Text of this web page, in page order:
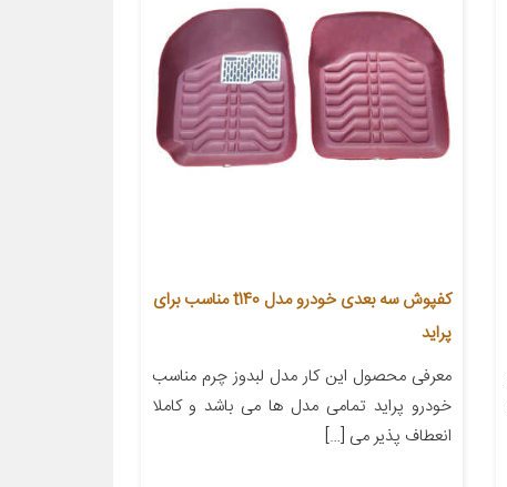
کفپوش سه بعدی خودرو مدل t140 مناسب برای
پراید
معرفی محصول این کار مدل لبدوز چرم مناسب
خودرو پراید تمامی مدل ها می باشد و کاملا
انعطاف پذیر می […]